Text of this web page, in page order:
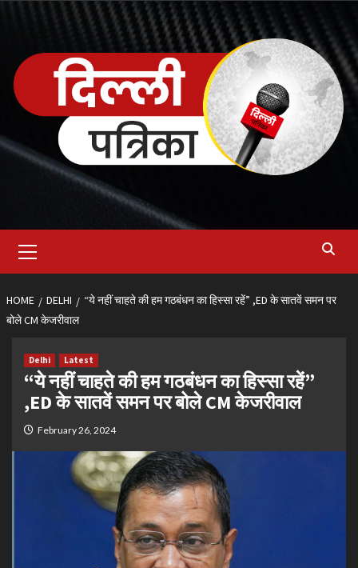
content
Menu
HOME DELHI
“ये नहीं चाहते की हम गठबंधन का हिस्सा रहें” ,ED के सातवें समन पर
बोले CM केजरीवाल
Delhi Latest
“ये नहीं चाहते की हम गठबंधन का हिस्सा रहें”
,ED के सातवें समन पर बोले CM केजरीवाल
February 26, 2024